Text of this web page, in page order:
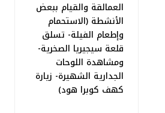
العمالقة والقيام ببعض
الأنشطة (الاستحمام
وإطعام الفيلة- تسلق
قلعة سيجيريا الصخرية-
ومشاهدة اللوحات
الجدارية الشهيرة- زيارة
كهف كوبرا هود)